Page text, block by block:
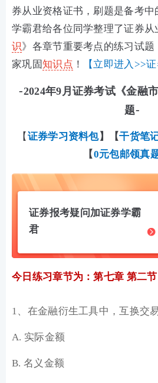
券从业资格证书，刷题是备考中
学霸君给各位同学整理了证券从
识》各章节重要考点的练习试
家巩固知识点 ！ 【立即进入>>
-2024年9月证券考试《金融
题-
【 证券学习资料包】 【干货笔
【0元包邮领真
证券报考疑问加证券学霸
君
今日练习章节为：第七章 第二
1、在金融衍生工具中，互换交
A. 实际金额
B. 名义金额